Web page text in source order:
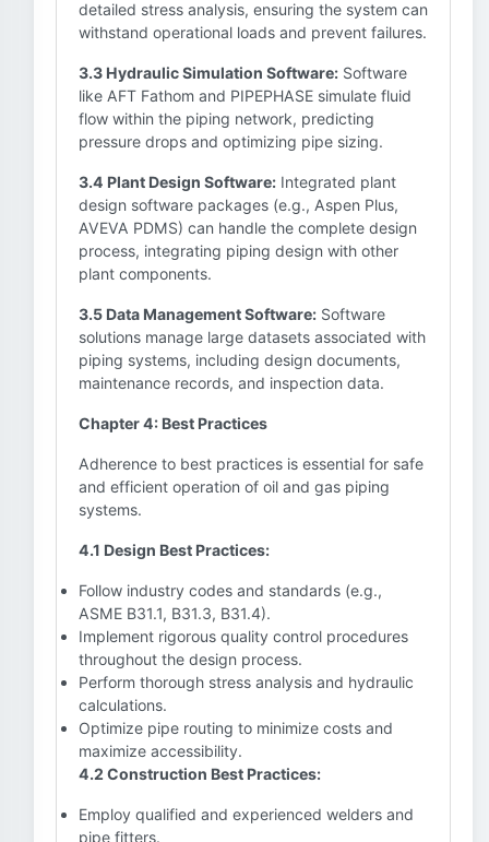
detailed stress analysis, ensuring the system can
withstand operational loads and prevent failures.
3.3 Hydraulic Simulation Software: Software
like AFT Fathom and PIPEPHASE simulate fluid
flow within the piping network, predicting
pressure drops and optimizing pipe sizing.
3.4 Plant Design Software: Integrated plant
design software packages (e.g., Aspen Plus,
AVEVA PDMS) can handle the complete design
process, integrating piping design with other
plant components.
3.5 Data Management Software: Software
solutions manage large datasets associated with
piping systems, including design documents,
maintenance records, and inspection data.
Chapter 4: Best Practices
Adherence to best practices is essential for safe
and efficient operation of oil and gas piping
systems.
4.1 Design Best Practices:
Follow industry codes and standards (e.g.,
ASME B31.1, B31.3, B31.4).
Implement rigorous quality control procedures
throughout the design process.
Perform thorough stress analysis and hydraulic
calculations.
Optimize pipe routing to minimize costs and
maximize accessibility.
4.2 Construction Best Practices:
Employ qualified and experienced welders and
pipe fitters.